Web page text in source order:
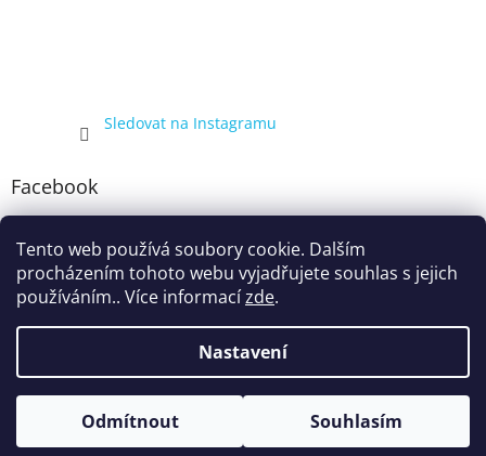
Tento web používá soubory cookie. Dalším
procházením tohoto webu vyjadřujete souhlas s jejich
používáním.. Více informacízde.
Nastavení
Odmítnout Souhlasím
Kompletní nabídka balíčků 4+1, zobrazená pouze registrovaným
Sledovat na Instagramu
Facebook
Vytvořil Shoptet
Copyright 2026ecigarka.cz . Všechna práva vyhrazena.